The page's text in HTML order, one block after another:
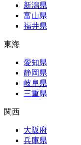
新潟県
富山県
福井県
東海
愛知県
静岡県
岐阜県
三重県
関西
大阪府
兵庫県